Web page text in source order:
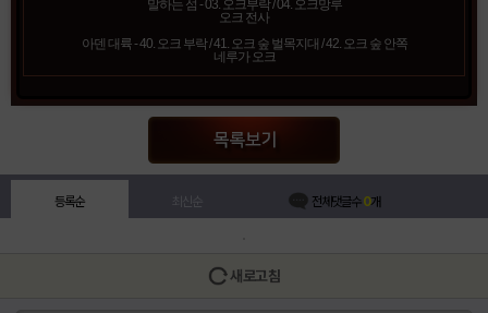
말하는 섬 - 03. 오크부락 /04. 오크망루
오크 전사
아덴 대륙 - 40. 오크 부락 /41. 오크 숲 벌목지대 /42. 오크 숲 안쪽
네루가 오크
등록순 최신순 전체댓글수0개
새로고침